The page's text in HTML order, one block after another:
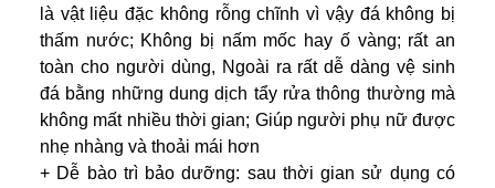
là vật liệu đặc không rỗng chĩnh vì vậy đá không bị
thấm nước; Không bị nấm mốc hay ố vàng; rất an
toàn cho người dùng, Ngoài ra rất dễ dàng vệ sinh
đá bằng những dung dịch tẩy rửa thông thường mà
không mất nhiều thời gian; Giúp người phụ nữ được
nhẹ nhàng và thoải mái hơn
+ Dễ bào trì bảo dưỡng: sau thời gian sử dụng có